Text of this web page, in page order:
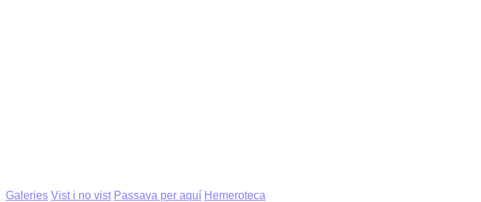
Galeries Vist i no vist Passava per aquí Hemeroteca